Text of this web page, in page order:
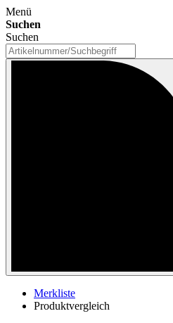
Menü
Suchen
Suchen
Merkliste
Produktvergleich